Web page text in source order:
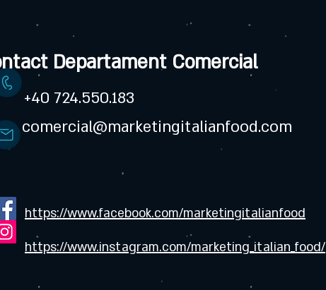
Departament Comercial
+40 724.550.183
comercial@marketingitalianfood.com
https://www.facebook.com/marketingitalianfood
https://www.instagram.com/marketing_italian_food/